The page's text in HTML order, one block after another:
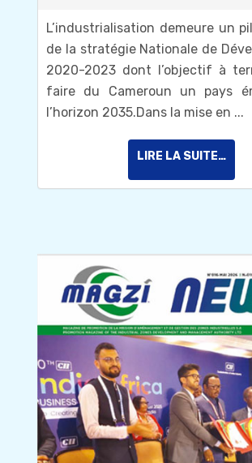
L’industrialisation demeure un
de la stratégie Nationale de
2020-2023 dont l’objectif à
faire du Cameroun un pays
l’horizon 2035.Dans la mise en ...
LIRE LA SUITE…